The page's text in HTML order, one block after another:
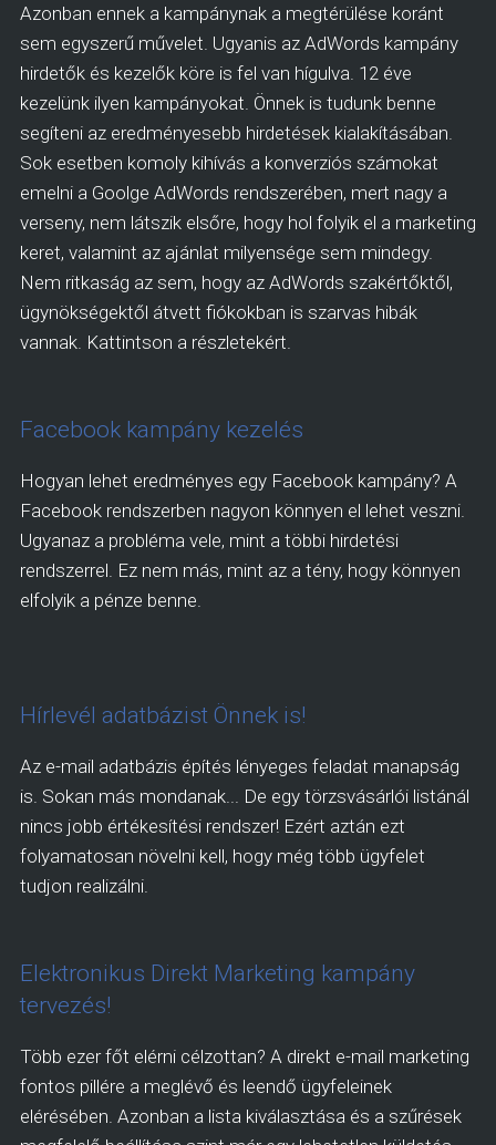
Azonban ennek a kampánynak a megtérülése koránt
sem egyszerű művelet. Ugyanis az AdWords kampány
hirdetők és kezelők köre is fel van hígulva. 12 éve
kezelünk ilyen kampányokat. Önnek is tudunk benne
segíteni az eredményesebb hirdetések kialakításában.
Sok esetben komoly kihívás a konverziós számokat
emelni a Goolge AdWords rendszerében, mert nagy a
verseny, nem látszik elsőre, hogy hol folyik el a marketing
keret, valamint az ajánlat milyensége sem mindegy.
Nem ritkaság az sem, hogy az AdWords szakértőktől,
ügynökségektől átvett fiókokban is szarvas hibák
vannak. Kattintson a részletekért.
Facebook kampány kezelés
Hogyan lehet eredményes egy Facebook kampány? A
Facebook rendszerben nagyon könnyen el lehet veszni.
Ugyanaz a probléma vele, mint a többi hirdetési
rendszerrel. Ez nem más, mint az a tény, hogy könnyen
elfolyik a pénze benne.
Hírlevél adatbázist Önnek is!
Az e-mail adatbázis építés lényeges feladat manapság
is. Sokan más mondanak... De egy törzsvásárlói listánál
nincs jobb értékesítési rendszer! Ezért aztán ezt
folyamatosan növelni kell, hogy még több ügyfelet
tudjon realizálni.
Elektronikus Direkt Marketing kampány
tervezés!
Több ezer főt elérni célzottan? A direkt e-mail marketing
fontos pillére a meglévő és leendő ügyfeleinek
elérésében. Azonban a lista kiválasztása és a szűrések